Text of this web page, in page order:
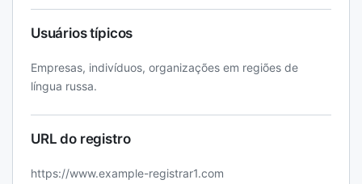
Usuários típicos
Empresas, indivíduos, organizações em regiões de
língua russa.
URL do registro
https://www.example-registrar1.com